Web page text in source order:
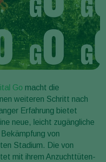
Go macht die
weiteren Schritt nach
Erfahrung bietet
neue, leicht zugängliche
von
Stadium. Die von
mit ihrem Anzuchttüten-